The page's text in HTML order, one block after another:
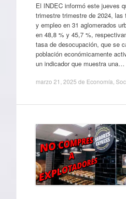
El INDEC informó este jueves
trimestre trimestre de 2024,
y empleo en 31 aglomerados
en 48,8 % y 45,7 %,
tasa de desocupación, que se
población económicamente
un indicador que muestra una…
marzo 21, 2025 de Economía